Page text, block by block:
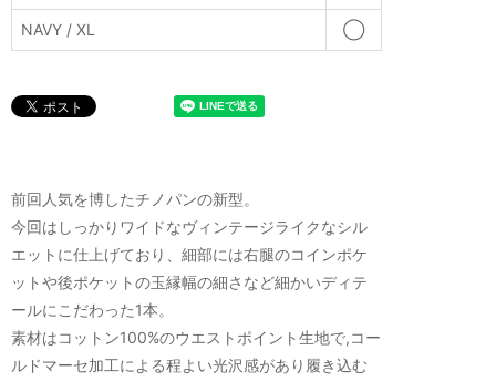
NAVY / XL ◯
前回人気を博したチノパンの新型。
今回はしっかりワイドなヴィンテージライクなシル
エットに仕上げており、細部には右腿のコインポケ
ットや後ポケットの玉縁幅の細さなど細かいディテ
ールにこだわった1本。
素材はコットン100%のウエストポイント生地で,コー
ルドマーセ加工による程よい光沢感があり履き込む